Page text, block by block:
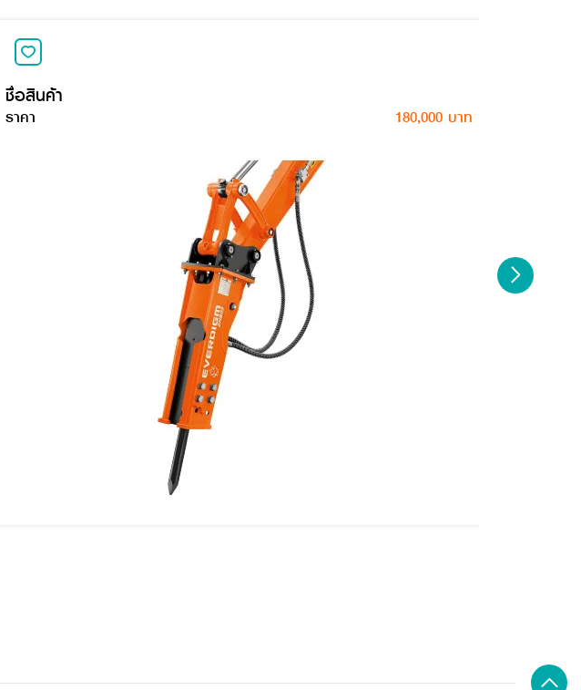
ชื่อสินค้า
ราคา 180,000 บาท